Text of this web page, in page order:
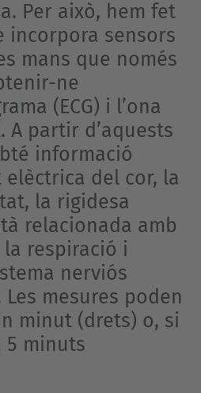
Per això, hem fet
incorpora sensors
mans que només
ne
(ECG) i l’ona
partir d’aquests
informació
elèctrica del cor, la
la rigidesa
relacionada amb
respiració i
nerviós
Les mesures poden
minut (drets) o, si
5 minuts